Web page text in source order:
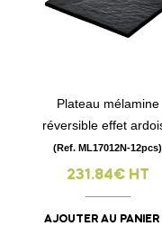
Plateau mélamine
réversible effet
(Ref. ML17012N-12pcs)
231.84€ HT
AJOUTER AU PANIER